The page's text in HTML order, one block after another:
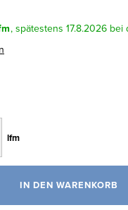
17.8.2026
lfm
IN DEN WARENKORB